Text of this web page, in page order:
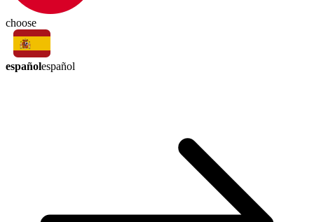
choose
españolespañol